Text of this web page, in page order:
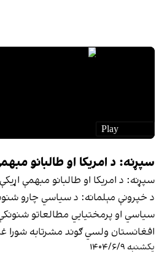
سپړنه: د امریکا او طالبانو
سپړنه: د امریکا او طالبانو مبهمې اړیکې
د خپرونې مېلمانه: د سیاسي چارو
سیاسي او پرمختیایي مطالعاتو
افغانستان ولسي ګوند مشرتابه شورا
یکشنبه ۱۴۰۴/۶/۹